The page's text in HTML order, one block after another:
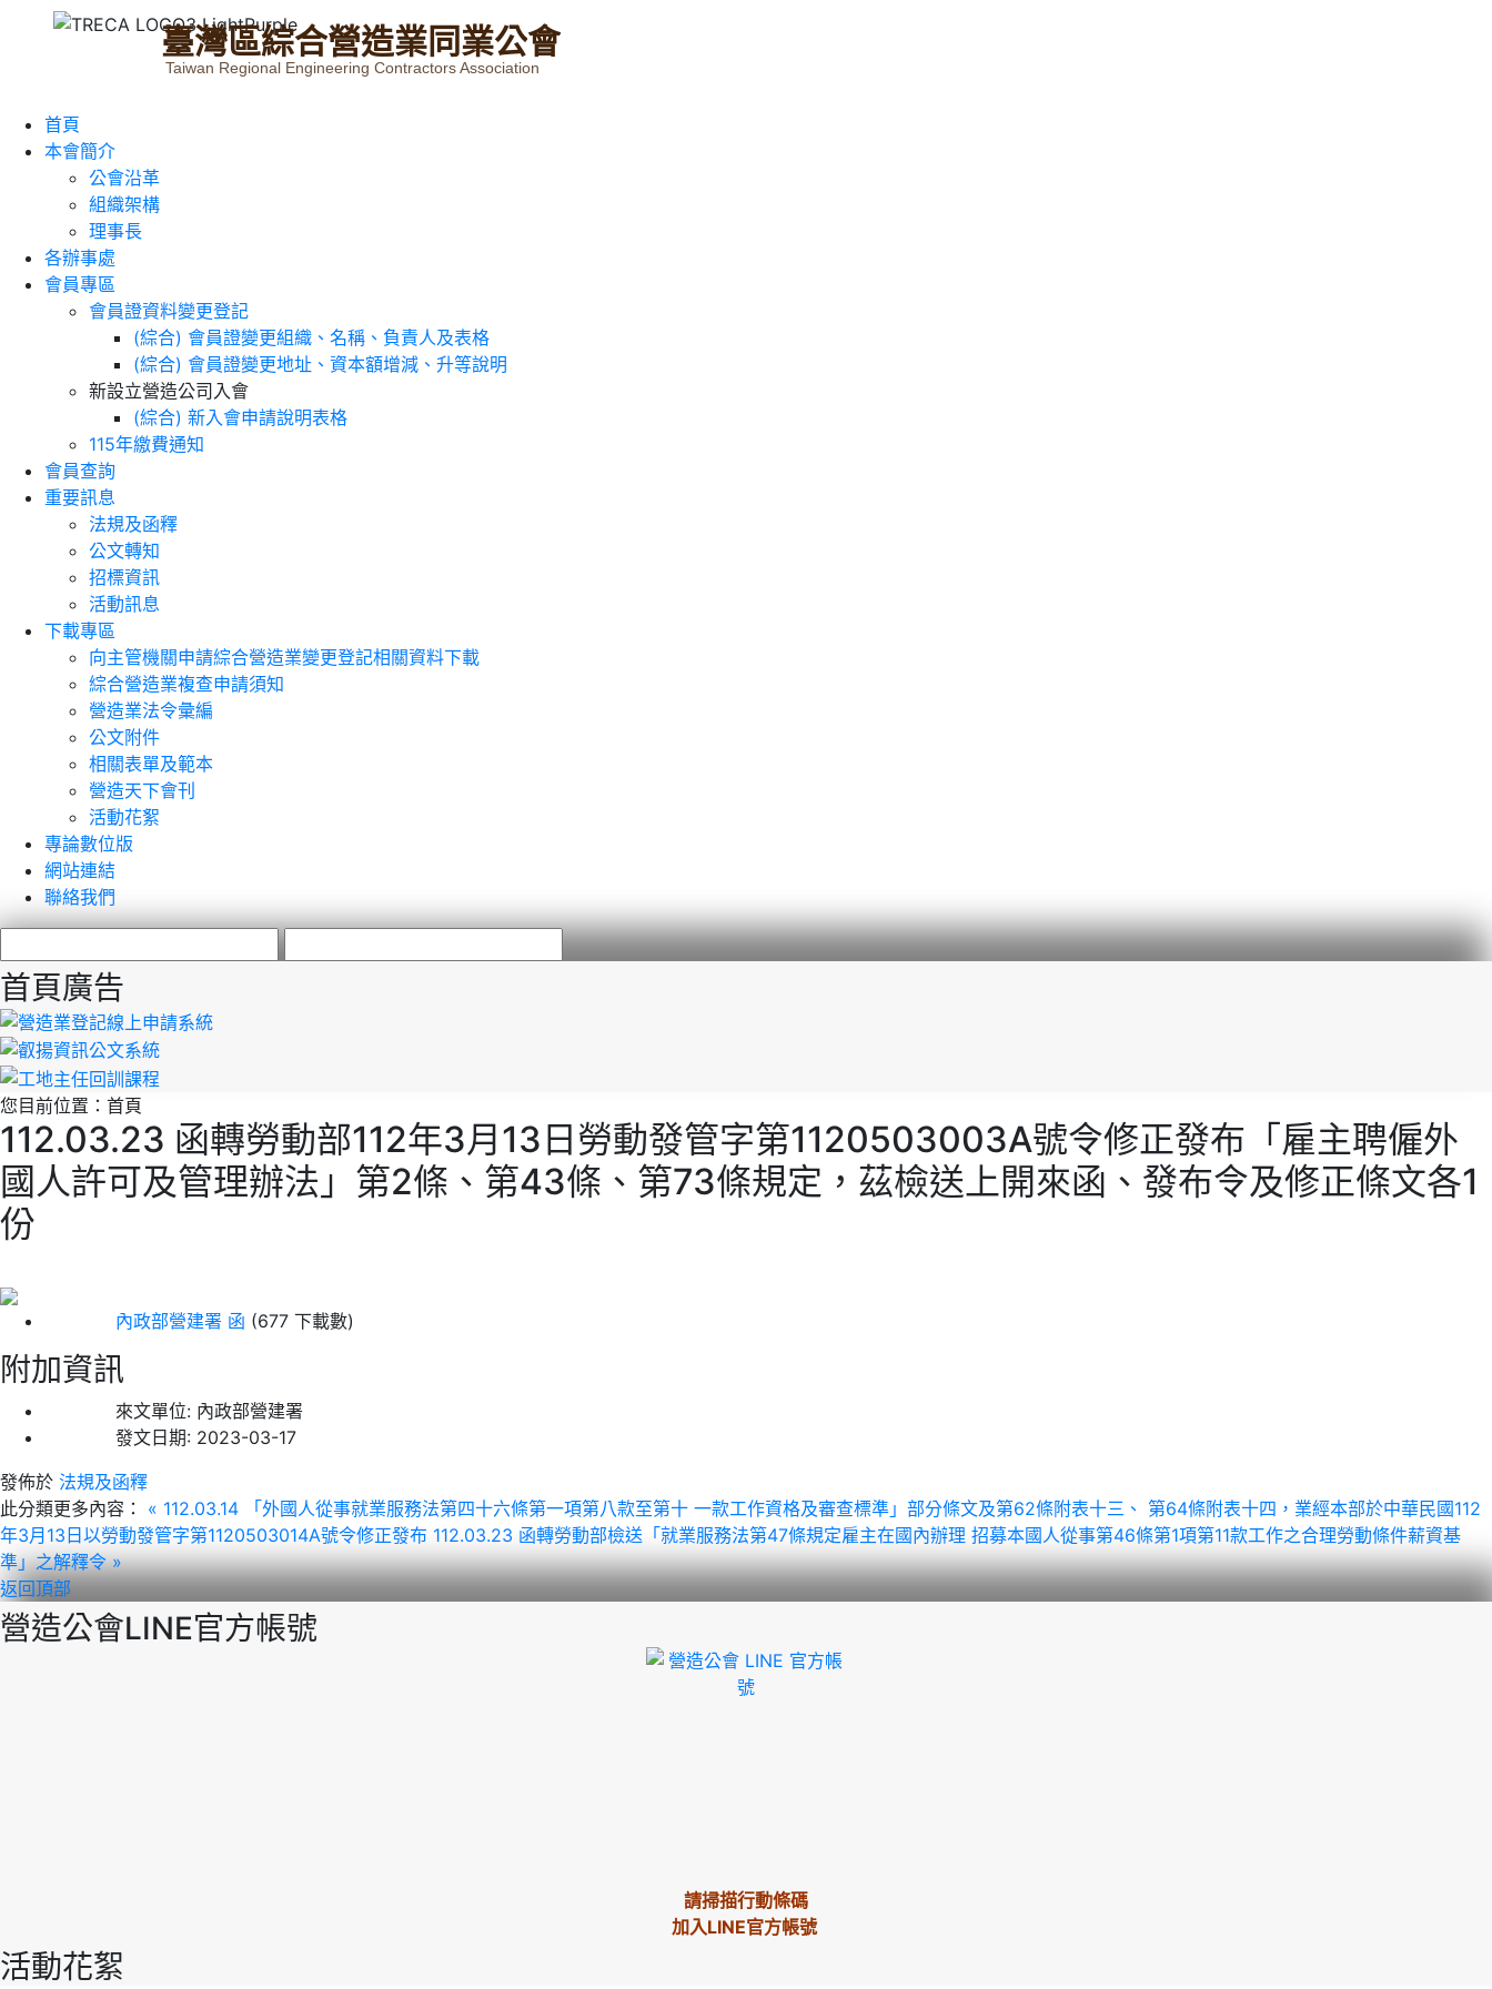
臺灣區綜合營造業同業公會
Taiwan Regional Engineering Contractors Association
首頁
本會簡介
公會沿革
組織架構
理事長
各辦事處
會員專區
會員證資料變更登記
(綜合) 會員證變更組織、名稱、負責人及表格
(綜合) 會員證變更地址、資本額增減、升等說明
新設立營造公司入會
(綜合) 新入會申請說明表格
115年繳費通知
會員查詢
重要訊息
法規及函釋
公文轉知
招標資訊
活動訊息
下載專區
向主管機關申請綜合營造業變更登記相關資料下載
綜合營造業複查申請須知
營造業法令彙編
公文附件
相關表單及範本
營造天下會刊
活動花絮
專論數位版
網站連結
聯絡我們
首頁廣告
您目前位置： 首頁
112.03.23 函轉勞動部112年3月13日勞動發管字第1120503003A號令修正發布「雇主聘僱外
國人許可及管理辦法」第2條、第43條、第73條規定，茲檢送上開來函、發布令及修正條文各1
份
內政部營建署 函 (677 下載數)
附加資訊
來文單位: 內政部營建署
發文日期: 2023-03-17
發佈於 法規及函釋
此分類更多內容：
« 112.03.14 「外國人從事就業服務法第四十六條第一項第八款至第十 一款工作資格及審查標準」部分條文及第62條附表十三、 第64條附表十四，業經本部於中華民國112
年3月13日以勞動發管字第1120503014A號令修正發布 112.03.23 函轉勞動部檢送「就業服務法第47條規定雇主在國內辦理 招募本國人從事第46條第1項第11款工作之合理勞動條件薪資基
準」之解釋令 »
返回頂部
營造公會LINE官方帳號
請掃描行動條碼
加入LINE官方帳號
活動花絮